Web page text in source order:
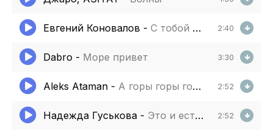
Евгений Коновалов - С тобой на море я 2:40
Dabro - Море привет 3:30
Aleks Ataman - А горы горы горы море море море 2:52
Надежда Гуськова - Это и есть любовь 2:52